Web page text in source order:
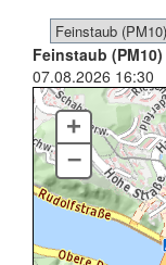
Feinstaub (PM10)
07.08.2026 16:30
+
–